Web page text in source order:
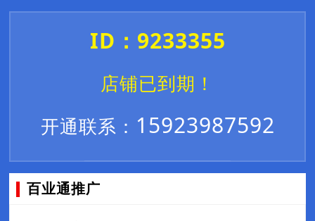
ID：9233355
店铺已到期！
开通联系： 15923987592
百业通推广